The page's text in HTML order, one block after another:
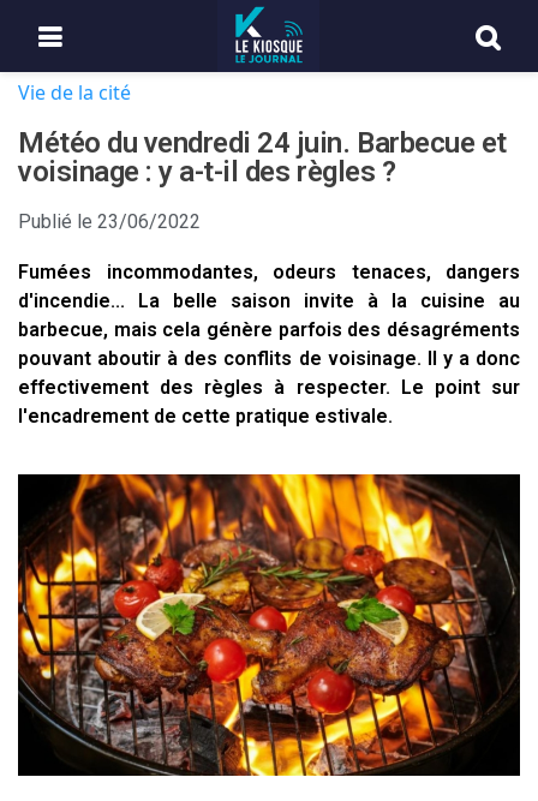
Vie de la cité
Météo du vendredi 24 juin. Barbecue et
voisinage : y a-t-il des règles ?
Publié le 23/06/2022
Fumées incommodantes, odeurs tenaces, dangers
d'incendie... La belle saison invite à la cuisine au
barbecue, mais cela génère parfois des désagréments
pouvant aboutir à des conflits de voisinage. Il y a donc
effectivement des règles à respecter. Le point sur
l'encadrement de cette pratique estivale.